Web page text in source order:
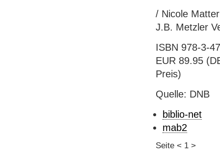
/ Nicole
J.B. Metzler
ISBN 978-3-
EUR 89.95
Preis)
Quelle: DNB
biblio-net
mab2
Seite < 1 >